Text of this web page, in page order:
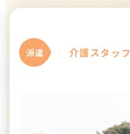
派遣 介護スタッフ